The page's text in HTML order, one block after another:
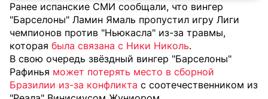
Ранее испанские СМИ сообщали, что вингер
"Барселоны" Ламин Ямаль пропустил игру Лиги
чемпионов против "Ньюкасла" из-за травмы,
которая была связана с Ники Николь.
В свою очередь звёздный вингер "Барселоны"
Рафинья может потерять место в сборной
Бразилии из-за конфликта с соотечественником из